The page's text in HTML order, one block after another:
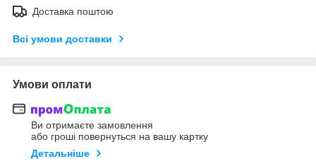
Доставка поштою
Всі умови доставки
Умови оплати
Ви отримаєте замовлення
або гроші повернуться на вашу картку
Детальніше